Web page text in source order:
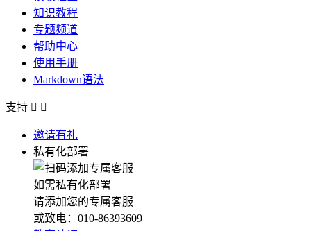
知识教程
专题频道
帮助中心
使用手册
Markdown语法
支持  
邀请有礼
私有化部署
如需私有化部署
请添加您的专属客服
或致电：010-86393609